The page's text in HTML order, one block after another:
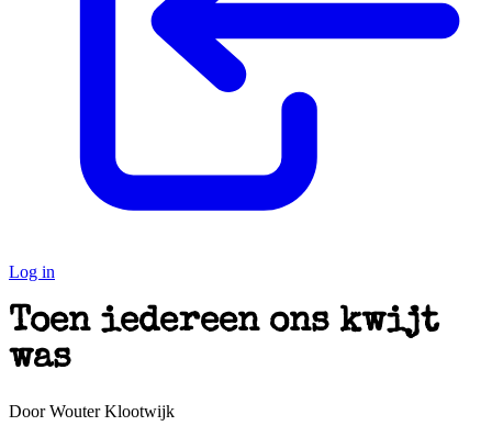
Log in
Toen iedereen ons kwijt
was
Door Wouter Klootwijk